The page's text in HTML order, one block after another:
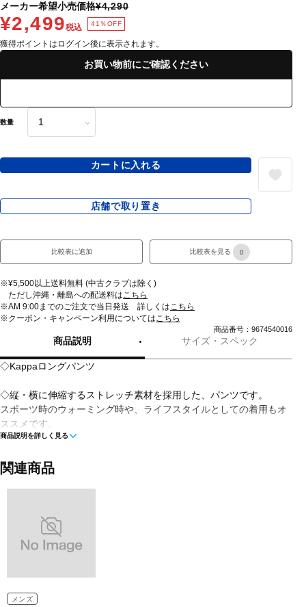
メーカー希望小売価格¥4,290
¥2,499税込 41％OFF
獲得ポイントはログイン後に表示されます。
お買い物前にご確認ください
数量
カートに入れる
店舗で取り置き
比較表に追加 比較表を見る 0
※¥5,500以上送料無料 (中古クラブは除く)
ただし沖縄・離島への配送料はこちら
※AM 9:00までのご注文で当日発送 詳しくはこちら
※クーポン・キャンペーン利用についてはこちら
商品番号：9674540016
商品説明 サイズ・スペック
◇Kappaロングパンツ
◇縦・横に伸縮するストレッチ素材を採用した、パンツです。
スポーツ時のウォーミング時や、ライフスタイルとしての着用もオ
ススメです。
ストレッチ性の高い資材を採用しホールド感を高めています。
軽量、 ストレッチ、 紫外線遮蔽率90％以上
■素材：ポリエステル：100％
■2026 Spring＆Summer モデル
商品説明を詳しく見る
関連商品
メンズ